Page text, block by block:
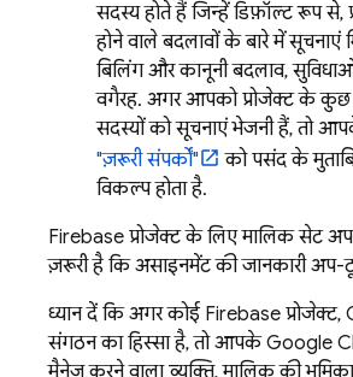
सदस्य होते हैं जिन्हें डिफ़ॉल्ट रूप से,
होने वाले बदलावों के बारे में सूचनाएं
बिलिंग और कानूनी बदलाव,
वगैरह. अगर आपको प्रोजेक्ट के कुछ
सदस्यों को सूचनाएं भेजनी हैं, तो
"ज़रूरी संपर्कों"
को पसंद के
विकल्प होता है.
Firebase प्रोजेक्ट के लिए मालिक सेट
ज़रूरी है कि असाइनमेंट की जानकारी अप-
ध्यान दें कि अगर कोई Firebase प्रोजेक्ट,
संगठन का हिस्सा है, तो आपकेGoogle
मैनेज करने वाला व्यक्ति, मालिक की